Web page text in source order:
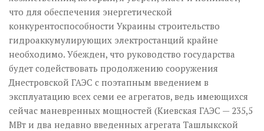
что для обеспечения энергетической
конкурентоспособности Украины строительство
гидроаккумулирующих электростанций крайне
необходимо. Убежден, что руководство государства
будет содействовать продолжению сооружения
Днестровской ГАЭС с по­этапным введением в
эксплуатацию всех семи ее агрегатов, ведь имеющихся
сейчас маневренных мощностей (Киевская ГАЭС — 235,5
МВт и два недавно введенных агрегата Ташлыкской